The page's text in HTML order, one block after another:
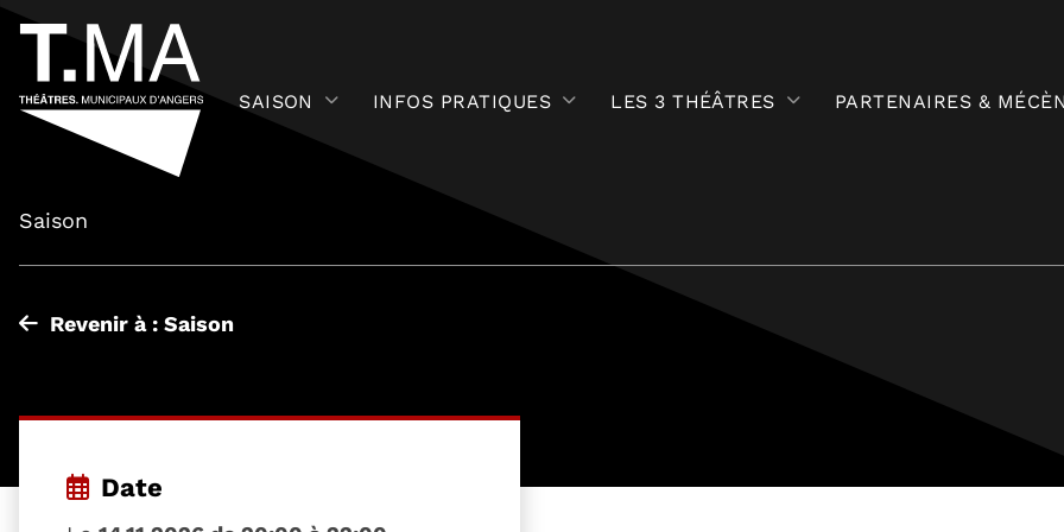
SAISON INFOS PRATIQUES LES 3 THÉÂTRES PARTENAIRES &
Saison
Revenir à : Saison
Date